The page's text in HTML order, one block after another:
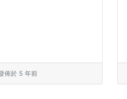
佈於 5 年前